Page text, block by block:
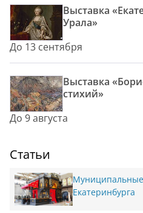
Выставка
Урала»
До 13 сентября
Выставка
стихий»
До 9 августа
Статьи
Екатеринбурга